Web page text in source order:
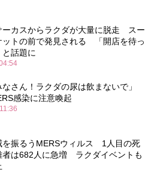
ーカスからラクダが大量に脱走 スー
ットの前で発見される 「開店を待っ
話題に
なさん！ラクダの尿は飲まないで」
感染に注意喚起
を振るうMERSウィルス 1人目の死
は682人に急増 ラクダイベントも